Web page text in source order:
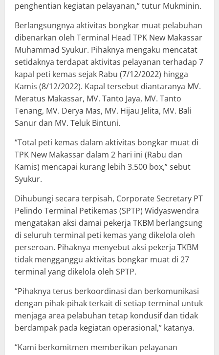
penghentian kegiatan pelayanan,” tutur Mukminin.
Berlangsungnya aktivitas bongkar muat pelabuhan
dibenarkan oleh Terminal Head TPK New Makassar
Muhammad Syukur. Pihaknya mengaku mencatat
setidaknya terdapat aktivitas pelayanan terhadap 7
kapal peti kemas sejak Rabu (7/12/2022) hingga
Kamis (8/12/2022). Kapal tersebut diantaranya MV.
Meratus Makassar, MV. Tanto Jaya, MV. Tanto
Tenang, MV. Derya Mas, MV. Hijau Jelita, MV. Bali
Sanur dan MV. Teluk Bintuni.
“Total peti kemas dalam aktivitas bongkar muat di
TPK New Makassar dalam 2 hari ini (Rabu dan
Kamis) mencapai kurang lebih 3.500 box,” sebut
Syukur.
Dihubungi secara terpisah, Corporate Secretary PT
Pelindo Terminal Petikemas (SPTP) Widyaswendra
mengatakan aksi damai pekerja TKBM berlangsung
di seluruh terminal peti kemas yang dikelola oleh
perseroan. Pihaknya menyebut aksi pekerja TKBM
tidak mengganggu aktivitas bongkar muat di 27
terminal yang dikelola oleh SPTP.
“Pihaknya terus berkoordinasi dan berkomunikasi
dengan pihak-pihak terkait di setiap terminal untuk
menjaga area pelabuhan tetap kondusif dan tidak
berdampak pada kegiatan operasional,” katanya.
“Kami berkomitmen memberikan pelayanan